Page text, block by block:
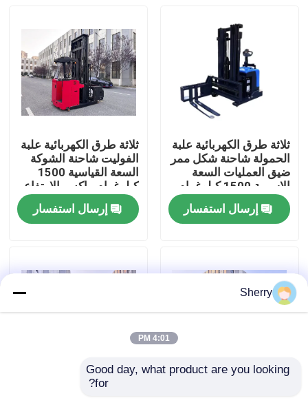
المنتجات
أشرطة فيديو
معلومات عنا
جولة في المعمل
اتصل بنا
مدونة
ثلاثة طرق الكهربائية علبة
الحمولة شاحنة شكل ممر
ضيق العمليات السعة
الاسمية 1500 كيلوغرام
ماكس.الارتفاع 7000 مم
بيئات تخزين عالية الكثافة
إرسال استفسار
ثلاثة طرق الكهربائية علبة
الفوليت شاحنة الشوكة
السعة القياسية 1500
كيلوغرام ماكس.الارتفاع
7000 ملم بيئات تخزين
عالية الكثافةإرسال استفسار
توفير المساحة ثلاثي
Sherry
4:01 PM
Good day, what product are you looking
for?